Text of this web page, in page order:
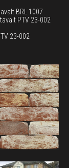
BRL 1007
PTV 23-002
23-002